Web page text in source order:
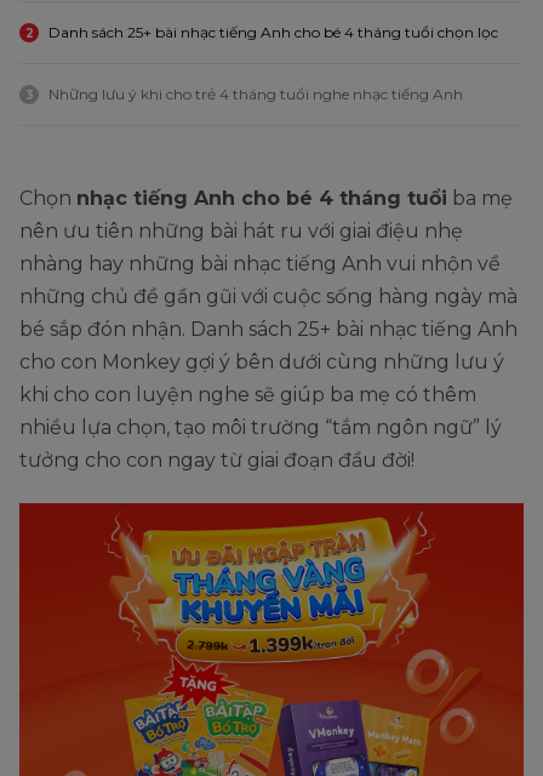
2 Danh sách 25+ bài nhạc tiếng Anh cho bé 4 tháng tuổi chọn lọc
3 Những lưu ý khi cho trẻ 4 tháng tuổi nghe nhạc tiếng Anh
Chọn nhạc tiếng Anh cho bé 4 tháng tuổi ba mẹ
nên ưu tiên những bài hát ru với giai điệu nhẹ
nhàng hay những bài nhạc tiếng Anh vui nhộn về
những chủ đề gần gũi với cuộc sống hàng ngày mà
bé sắp đón nhận. Danh sách 25+ bài nhạc tiếng Anh
cho con Monkey gợi ý bên dưới cùng những lưu ý
khi cho con luyện nghe sẽ giúp ba mẹ có thêm
nhiều lựa chọn, tạo môi trường “tắm ngôn ngữ” lý
tưởng cho con ngay từ giai đoạn đầu đời!